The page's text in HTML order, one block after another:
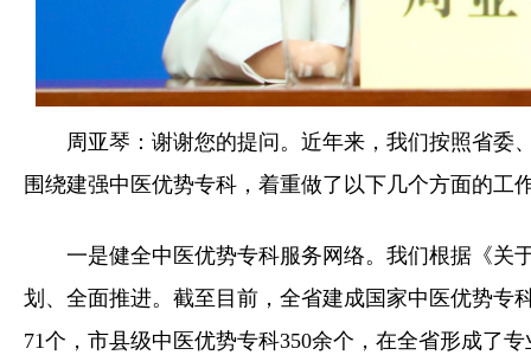
周亚琴：谢谢您的提问。近年来，我们按照省委
围绕建强中医优势专科，着重做了以下几个方面的工
一是健全中医优势专科服务网络。我们根据《关
划、全面推进。截至目前，全省建成国家中医优势专
71个，市县级中医优势专科350余个，在全省形成了